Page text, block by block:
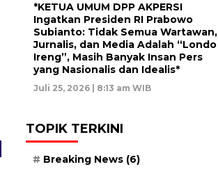
*KETUA UMUM DPP AKPERSI
Ingatkan Presiden RI Prabowo
Subianto: Tidak Semua Wartawan,
Jurnalis, dan Media Adalah “Londo
Ireng”, Masih Banyak Insan Pers
yang Nasionalis dan Idealis*
Juli 25, 2026 | 8:13 am WIB
TOPIK TERKINI
Breaking News (6)